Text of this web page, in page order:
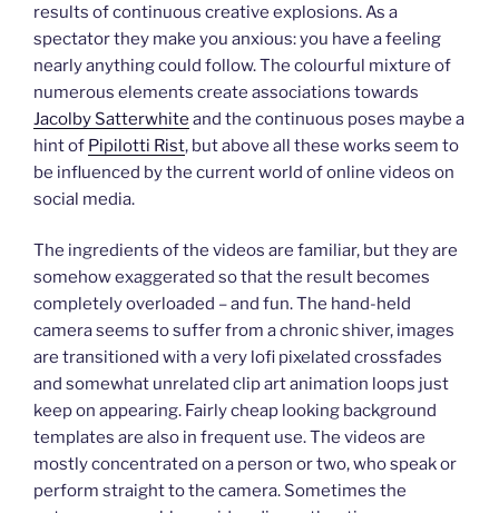
results of continuous creative explosions. As a
spectator they make you anxious: you have a feeling
nearly anything could follow. The colourful mixture of
numerous elements create associations towards
Jacolby Satterwhite and the continuous poses maybe a
hint of Pipilotti Rist, but above all these works seem to
be influenced by the current world of online videos on
social media.
The ingredients of the videos are familiar, but they are
somehow exaggerated so that the result becomes
completely overloaded – and fun. The hand-held
camera seems to suffer from a chronic shiver, images
are transitioned with a very lofi pixelated crossfades
and somewhat unrelated clip art animation loops just
keep on appearing. Fairly cheap looking background
templates are also in frequent use. The videos are
mostly concentrated on a person or two, who speak or
perform straight to the camera. Sometimes the